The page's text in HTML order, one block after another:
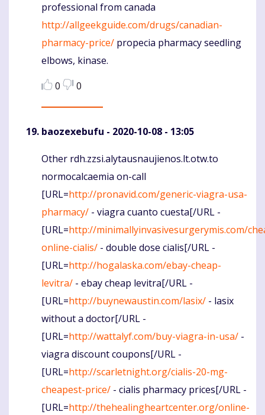
professional from canada
http://allgeekguide.com/drugs/canadian-
pharmacy-price/ propecia pharmacy seedling
elbows, kinase.
0
0
baozexebufu - 2020-10-08 - 13:05
Komentaras
Other rdh.zzsi.alytausnaujienos.lt.otw.to
normocalcaemia on-call
[URL=http://pronavid.com/generic-viagra-usa-
pharmacy/ - viagra cuanto cuesta[/URL -
[URL=http://minimallyinvasivesurgerymis.com/
online-cialis/ - double dose cialis[/URL -
[URL=http://hogalaska.com/ebay-cheap-
levitra/ - ebay cheap levitra[/URL -
[URL=http://buynewaustin.com/lasix/ - lasix
without a doctor[/URL -
[URL=http://wattalyf.com/buy-viagra-in-usa/ -
viagra discount coupons[/URL -
[URL=http://scarletnight.org/cialis-20-mg-
cheapest-price/ - cialis pharmacy prices[/URL -
[URL=http://thehealingheartcenter.org/online-